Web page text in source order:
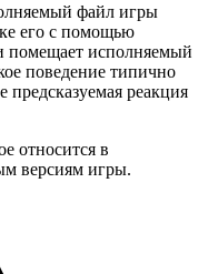
файл игры
его с помощью
помещает исполняемый
поведение типично
реакция
относится в
версиям игры.